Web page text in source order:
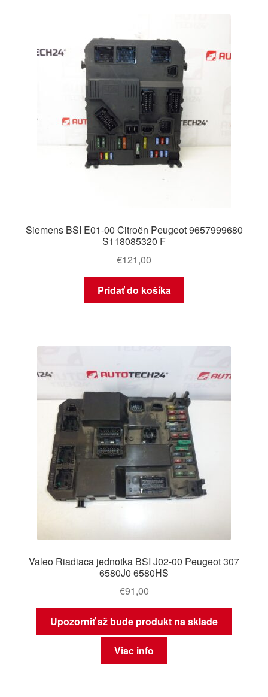
Siemens BSI E01-00 Citroën Peugeot 9657999680
S118085320 F
€121,00
Pridať do košíka
Valeo Riadiaca jednotka BSI J02-00 Peugeot 307
6580J0 6580HS
€91,00
Upozorniť až bude produkt na sklade
Viac info